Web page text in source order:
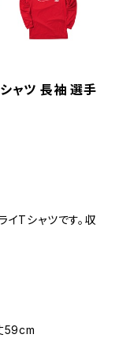
ャツ 長袖 選手
Tシャツです。収
59cm